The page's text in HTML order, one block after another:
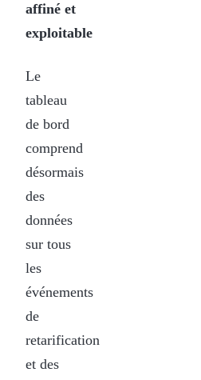
affiné et
exploitable
Le
tableau
de bord
comprend
désormais
des
données
sur tous
les
événements
de
retarification
et des